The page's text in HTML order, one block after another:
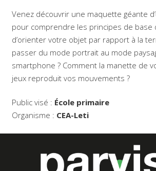
Venez découvrir une maquette géante
pour comprendre les principes de
d’orienter votre objet par rapport à la
passer du mode portrait au mode
smartphone ? Comment la manette de
jeux reproduit vos mouvements ?
Public visé : École primaire
Organisme : CEA-Leti